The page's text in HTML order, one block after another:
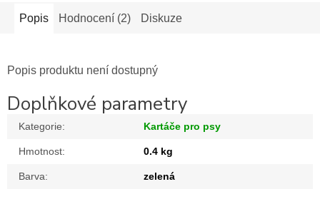
Popis Hodnocení (2) Diskuze
Popis produktu není dostupný
Doplňkové parametry
Kategorie: Kartáče pro psy
Hmotnost: 0.4 kg
Barva: zelená